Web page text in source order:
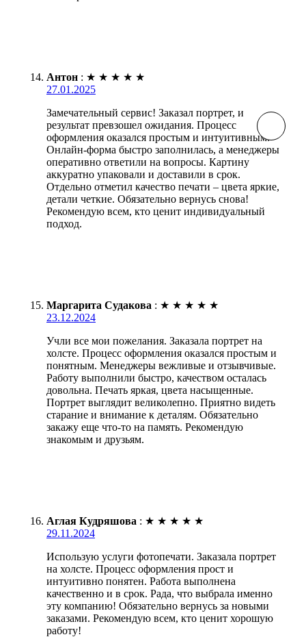
Антон : ★ ★ ★ ★ ★
27.01.2025
Замечательный сервис! Заказал портрет, и
результат превзошел ожидания. Процесс
оформления оказался простым и интуитивным.
Онлайн-форма быстро заполнилась, а менеджеры
оперативно ответили на вопросы. Картину
аккуратно упаковали и доставили в срок.
Отдельно отметил качество печати – цвета яркие,
детали четкие. Обязательно вернусь снова!
Рекомендую всем, кто ценит индивидуальный
подход.
Маргарита Судакова : ★ ★ ★ ★ ★
23.12.2024
Учли все мои пожелания. Заказала портрет на
холсте. Процесс оформления оказался простым и
понятным. Менеджеры вежливые и отзывчивые.
Работу выполнили быстро, качеством осталась
довольна. Печать яркая, цвета насыщенные.
Портрет выглядит великолепно. Приятно видеть
старание и внимание к деталям. Обязательно
закажу еще что-то на память. Рекомендую
знакомым и друзьям.
Аглая Кудряшова : ★ ★ ★ ★ ★
29.11.2024
Использую услуги фотопечати. Заказала портрет
на холсте. Процесс оформления прост и
интуитивно понятен. Работа выполнена
качественно и в срок. Рада, что выбрала именно
эту компанию! Обязательно вернусь за новыми
заказами. Рекомендую всем, кто ценит хорошую
работу!